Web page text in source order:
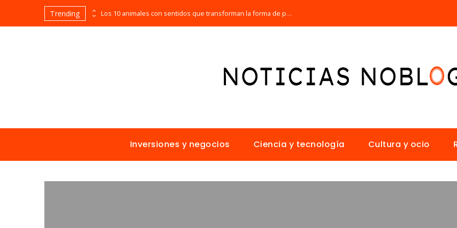
Trending Las empresas que alcanzaron los picos más altos en valor bursátil histórico Los 10 animales con sentidos que transforman la forma de percibir el mundo
Inversiones y negocios Ciencia y tecnología Cultura y ocio